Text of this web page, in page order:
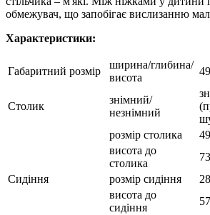
обмежувач, що запобігає вислизанню
Характеристики:
Габаритний розмір
ширина/глибина/
висота
Столик
знімний/
незнімний
розмір столика
висота до
столика
Сидіння
розмір сидіння
висота до
сидіння